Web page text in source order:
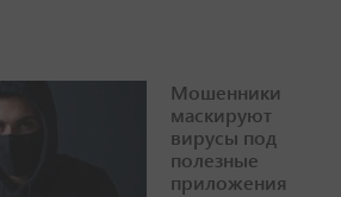
Мошенники
маскируют
вирусы под
полезные
приложения